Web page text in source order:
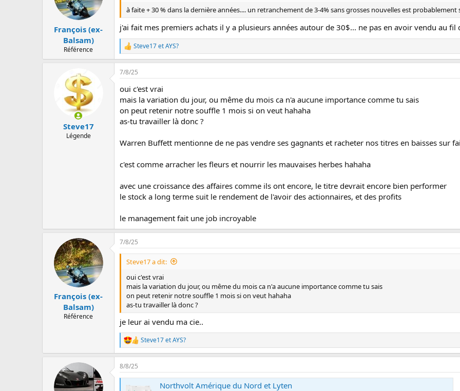
François (ex-
Balsam)
Référence
à faite + 30 % dans la dernière années.... un retranchement de 3-4% sans grosses nouvelles est
j'ai fait mes premiers achats il y a plusieurs années autour de 30$... ne pas en avoir vendu au
L
e
s
r
a
c
i
o
s
:
Steve17etAYS?
Steve17
Légende
7/8/25
oui c'est vrai
mais la variation du jour, ou même du mois ca n'a aucune importance comme tu sais
on peut retenir notre souffle 1 mois si on veut hahaha
as-tu travailler là donc ?
Warren Buffett mentionne de ne pas vendre ses gagnants et racheter nos titres en baisses sur
c'est comme arracher les fleurs et nourrir les mauvaises herbes hahaha
avec une croissance des affaires comme ils ont encore, le titre devrait encore bien performer
le stock a long terme suit le rendement de l'avoir des actionnaires, et des profits
le management fait une job incroyable
François (ex-
Balsam)
Référence
7/8/25
Steve17 a dit:
oui c'est vrai
mais la variation du jour, ou même du mois ca n'a aucune importance comme tu sais
on peut retenir notre souffle 1 mois si on veut hahaha
as-tu travailler là donc ?
je leur ai vendu ma cie..
L
e
s
r
é
a
Steve17etAYS?
8/8/25
Northvolt Amérique du Nord et Lyten